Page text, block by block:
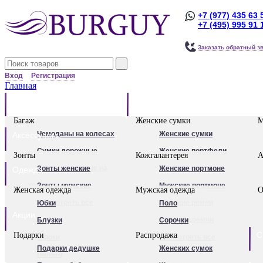
+7 (977) 435 63
+7 (495) 995 91
Заказать обратный
Вход Регистрация
Главная
Багаж
Чемоданы на колесах
Сумки дорожные
Сумки дорожные на
колесах.
Сумки - тележки
хозяйственные
Бьюти - кейсы
Кейс-пилоты
Женские сумки
Женские сумки
Женские портфели
Клатчи
Женские рюкзаки
Посмотреть все
Аксессуары
Зонты
Зонты женские
Зонты мужские
Посмотреть все
Кожгалантерея
Женские портмоне
Мужские портмоне
Женские ремни
Мужские ремни
Обложки для
автодокументов
Одежда
Женская одежда
Юбки
Блузки
Брюки
Пальто
Мужская одежда
Поло
Сорочки
Посмотреть все
Подарки
Подарки дедушке
Распродажа
Женских сумок